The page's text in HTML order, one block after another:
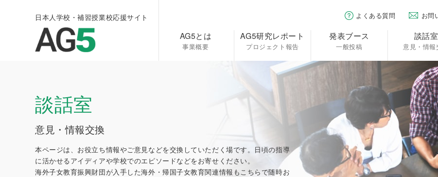
日本人学校・補習授業校応援サイト よくある質問 お問
AG5とは
事業概要
AG5研究レポート
プロジェクト報告
発表ブース
一般投稿
談話室
意見・情報
談話室
意見・情報交換
本ページは、お役立ち情報やご意見などを交換していただく場です。日頃の指導
に活かせるアイディアや学校でのエピソードなどをお寄せください。
海外子女教育振興財団が入手した海外・帰国子女教育関連情報もこちらで随時お